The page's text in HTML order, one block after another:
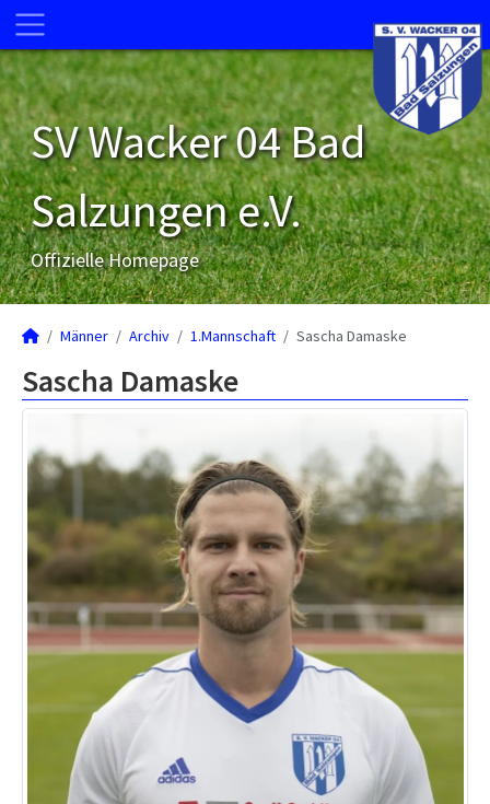
SV Wacker 04 Bad
Salzungen e.V.
Offizielle Homepage
Männer Archiv 1.Mannschaft Sascha Damaske
Sascha Damaske